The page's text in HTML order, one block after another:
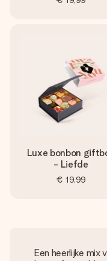
Luxe bonbon
- Liefde
€ 19,99
Een heerlijke mix